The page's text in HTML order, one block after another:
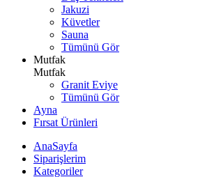
Jakuzi
Küvetler
Sauna
Tümünü Gör
Mutfak
Mutfak
Granit Eviye
Tümünü Gör
Ayna
Fırsat Ürünleri
AnaSayfa
Siparişlerim
Kategoriler